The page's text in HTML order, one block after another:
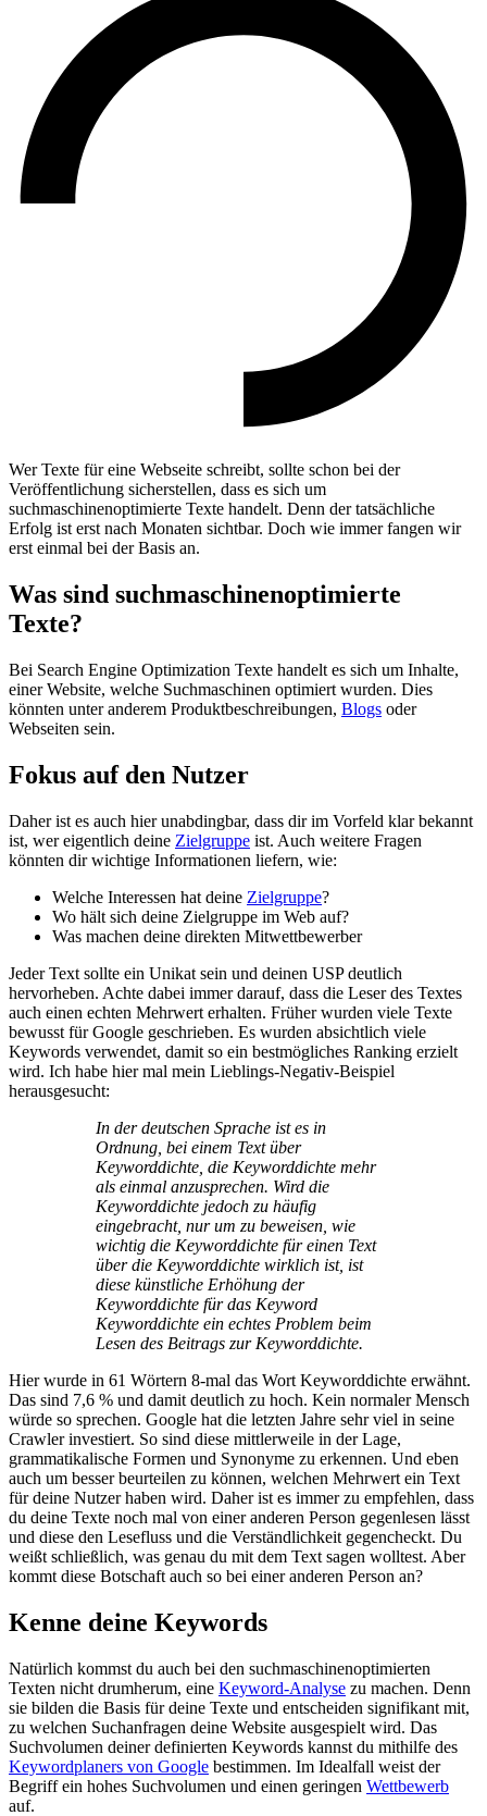
Wer Texte für eine Webseite schreibt, sollte schon bei der
Veröffentlichung sicherstellen, dass es sich um
suchmaschinenoptimierte Texte handelt. Denn der tatsächliche
Erfolg ist erst nach Monaten sichtbar. Doch wie immer fangen wir
erst einmal bei der Basis an.
Was sind suchmaschinenoptimierte
Texte?
Bei Search Engine Optimization Texte handelt es sich um Inhalte,
einer Website, welche Suchmaschinen optimiert wurden. Dies
könnten unter anderem Produktbeschreibungen, Blogs oder
Webseiten sein.
Fokus auf den Nutzer
Daher ist es auch hier unabdingbar, dass dir im Vorfeld klar bekannt
ist, wer eigentlich deine Zielgruppe ist. Auch weitere Fragen
könnten dir wichtige Informationen liefern, wie:
Welche Interessen hat deine Zielgruppe?
Wo hält sich deine Zielgruppe im Web auf?
Was machen deine direkten Mitwettbewerber
Jeder Text sollte ein Unikat sein und deinen USP deutlich
hervorheben. Achte dabei immer darauf, dass die Leser des Textes
auch einen echten Mehrwert erhalten. Früher wurden viele Texte
bewusst für Google geschrieben. Es wurden absichtlich viele
Keywords verwendet, damit so ein bestmögliches Ranking erzielt
wird. Ich habe hier mal mein Lieblings-Negativ-Beispiel
herausgesucht:
In der deutschen Sprache ist es in
Ordnung, bei einem Text über
Keyworddichte, die Keyworddichte mehr
als einmal anzusprechen. Wird die
Keyworddichte jedoch zu häufig
eingebracht, nur um zu beweisen, wie
wichtig die Keyworddichte für einen Text
über die Keyworddichte wirklich ist, ist
diese künstliche Erhöhung der
Keyworddichte für das Keyword
Keyworddichte ein echtes Problem beim
Lesen des Beitrags zur Keyworddichte.
Hier wurde in 61 Wörtern 8-mal das Wort Keyworddichte erwähnt.
Das sind 7,6 % und damit deutlich zu hoch. Kein normaler Mensch
würde so sprechen. Google hat die letzten Jahre sehr viel in seine
Crawler investiert. So sind diese mittlerweile in der Lage,
grammatikalische Formen und Synonyme zu erkennen. Und eben
auch um besser beurteilen zu können, welchen Mehrwert ein Text
für deine Nutzer haben wird. Daher ist es immer zu empfehlen, dass
du deine Texte noch mal von einer anderen Person gegenlesen lässt
und diese den Lesefluss und die Verständlichkeit gegencheckt. Du
weißt schließlich, was genau du mit dem Text sagen wolltest. Aber
kommt diese Botschaft auch so bei einer anderen Person an?
Kenne deine Keywords
Natürlich kommst du auch bei den suchmaschinenoptimierten
Texten nicht drumherum, eine Keyword-Analyse zu machen. Denn
sie bilden die Basis für deine Texte und entscheiden signifikant mit,
zu welchen Suchanfragen deine Website ausgespielt wird. Das
Suchvolumen deiner definierten Keywords kannst du mithilfe des
Keywordplaners von Google bestimmen. Im Idealfall weist der
Begriff ein hohes Suchvolumen und einen geringen Wettbewerb
auf.